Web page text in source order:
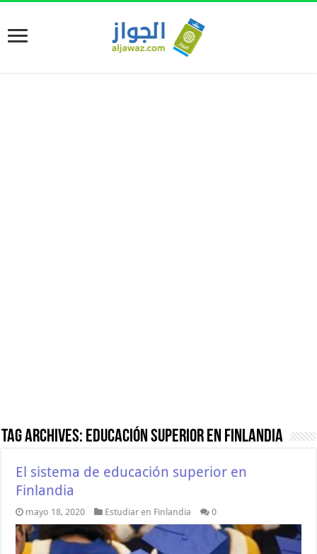
Tag Archives: educación superior en Finlandia
El sistema de educación superior en
Finlandia
mayo 18, 2020 Estudiar en Finlandia 0